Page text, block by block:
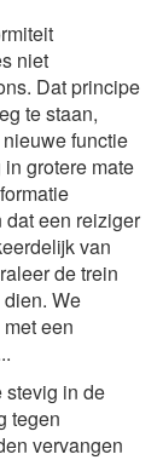
niet
Dat principe
te staan,
functie
grotere mate
een reiziger
van
de trein
We
een
stevig in de
tegen
vervangen